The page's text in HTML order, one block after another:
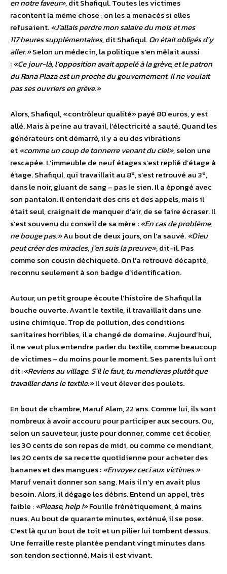
en notre faveur»,dit Shafiqul. Toutes les victimes
racontent la même chose : on les a menacés si elles
refusaient.«J’allais perdre mon salaire du mois et mes
117 heures supplémentaires,dit Shafiqul.On était obligés d’y
aller.»Selon un médecin, la politique s’en mêlait aussi
:«Ce jour-là, l’opposition avait appelé à la grève, et le patron
du Rana Plaza est un proche du gouvernement. Il ne voulait
pas ses ouvriers en grève.»
Alors, Shafiqul, «contrôleur qualité» payé 80 euros, y est
allé. Mais à peine au travail, l’électricité a sauté. Quand les
générateurs ont démarré, il y a eu des vibrations
et«comme un coup de tonnerre venant du ciel»,selon une
rescapée. L’immeuble de neuf étages s’est replié d’étage à
étage. Shafiqul, qui travaillait au 8e, s’est retrouvé au 3e,
dans le noir, gluant de sang – pas le sien. Il a épongé avec
son pantalon. Il entendait des cris et des appels, mais il
était seul, craignait de manquer d’air, de se faire écraser. Il
s’est souvenu du conseil de sa mère :«En cas de problème,
ne bouge pas.»Au bout de deux jours, on l’a sauvé.«Dieu
peut créer des miracles, j’en suis la preuve»,dit-il. Pas
comme son cousin déchiqueté. On l’a retrouvé décapité,
reconnu seulement à son badge d’identification.
Autour, un petit groupe écoute l’histoire de Shafiqul la
bouche ouverte. Avant le textile, il travaillait dans une
usine chimique. Trop de pollution, des conditions
sanitaires horribles, il a changé de domaine. Aujourd’hui,
il ne veut plus entendre parler du textile, comme beaucoup
de victimes – du moins pour le moment. Ses parents lui ont
dit :«Reviens au village. S’il le faut, tu mendieras plutôt que
travailler dans le textile.»Il veut élever des poulets.
En bout de chambre, Maruf Alam, 22 ans. Comme lui, ils sont
nombreux à avoir accouru pour participer aux secours. Ou,
selon un sauveteur, juste pour donner, comme cet écolier,
les 30 cents de son repas de midi, ou comme ce mendiant,
les 20 cents de sa recette quotidienne pour acheter des
bananes et des mangues :«Envoyez ceci aux victimes.»
Maruf venait donner son sang. Mais il n’y en avait plus
besoin. Alors, il dégage les débris. Entend un appel, très
faible :«Please, help !»Fouille frénétiquement, à mains
nues. Au bout de quarante minutes, exténué, il se pose.
C’est là qu’un bout de toit et un pilier lui tombent dessus.
Une ferraille reste plantée pendant vingt minutes dans
son tendon sectionné. Mais il est vivant.